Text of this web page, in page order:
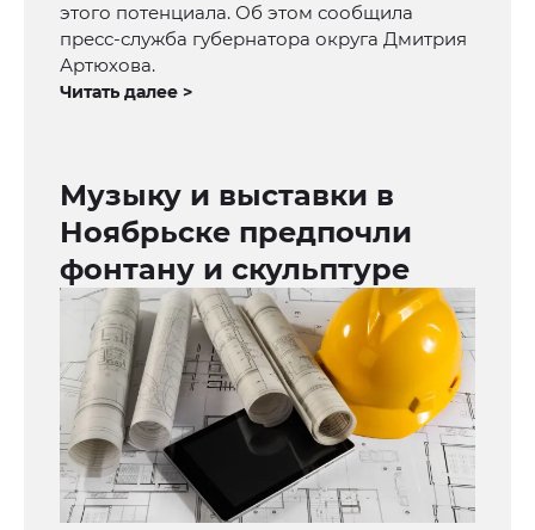
этого потенциала. Об этом сообщила
пресс-служба губернатора округа Дмитрия
Артюхова.
Читать далее >
Музыку и выставки в
Ноябрьске предпочли
фонтану и скульптуре